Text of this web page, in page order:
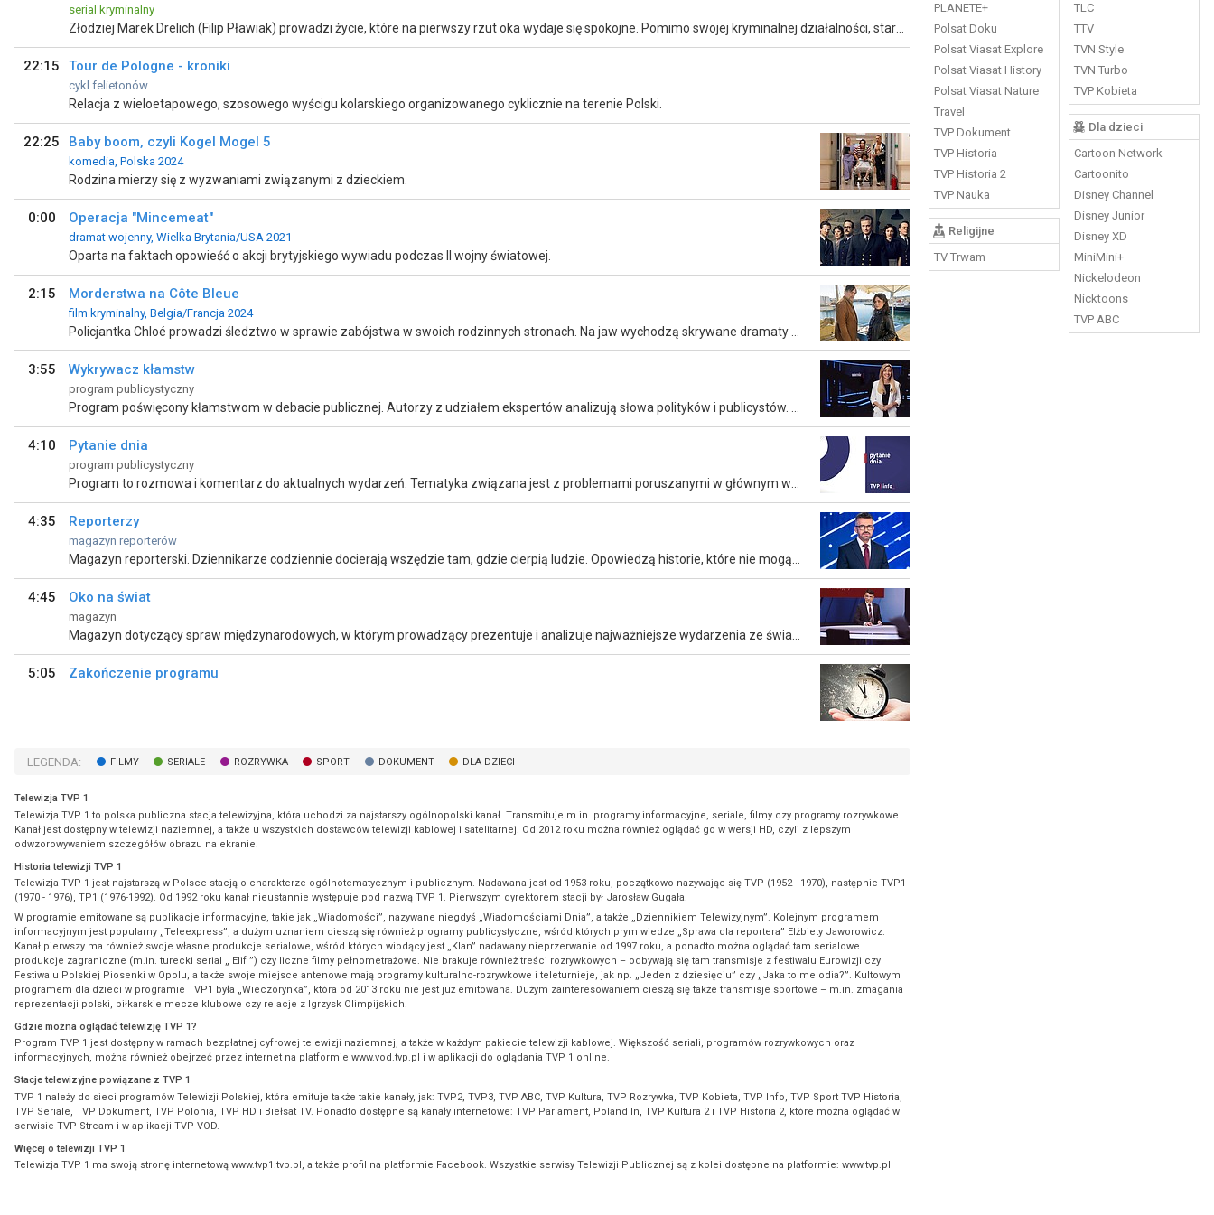
PLANETE+
Polsat Doku
Polsat Viasat Explore
Polsat Viasat History
Polsat Viasat Nature
Travel
TVP Dokument
TVP Historia
TVP Historia 2
TVP Nauka
Religijne
TV Trwam
TLC
TTV
TVN Style
TVN Turbo
TVP Kobieta
Dla dzieci
Cartoon Network
Cartoonito
Disney Channel
Disney Junior
Disney XD
MiniMini+
Nickelodeon
Nicktoons
TVP ABC
serial kryminalny
22:15 Tour de Pologne - kroniki
cykl felietonów
Relacja z wieloetapowego, szosowego wyścigu kolarskiego organizowanego cyklicznie na terenie Polski.
22:25 Baby boom, czyli Kogel Mogel 5
komedia, Polska 2024
Rodzina mierzy się z wyzwaniami związanymi z dzieckiem.
0:00 Operacja "Mincemeat"
dramat wojenny, Wielka Brytania/USA 2021
Oparta na faktach opowieść o akcji brytyjskiego wywiadu podczas II wojny światowej.
2:15 Morderstwa na Côte Bleue
film kryminalny, Belgia/Francja 2024
3:55 Wykrywacz kłamstw
program publicystyczny
4:10 Pytanie dnia
program publicystyczny
4:35 Reporterzy
magazyn reporterów
4:45 Oko na świat
magazyn
5:05 Zakończenie programu
LEGENDA: FILMY SERIALE ROZRYWKA SPORT DOKUMENT DLA DZIECI
Telewizja TVP 1
Telewizja TVP 1 to polska publiczna stacja telewizyjna, która uchodzi za najstarszy ogólnopolski kanał. Transmituje m.in. programy informacyjne, seriale, filmy czy programy rozrywkowe.
Kanał jest dostępny w telewizji naziemnej, a także u wszystkich dostawców telewizji kablowej i satelitarnej. Od 2012 roku można również oglądać go w wersji HD, czyli z lepszym
odwzorowywaniem szczegółów obrazu na ekranie.
Historia telewizji TVP 1
Telewizja TVP 1 jest najstarszą w Polsce stacją o charakterze ogólnotematycznym i publicznym. Nadawana jest od 1953 roku, początkowo nazywając się TVP (1952 - 1970), następnie TVP1
(1970 - 1976), TP1 (1976-1992). Od 1992 roku kanał nieustannie występuje pod nazwą TVP 1. Pierwszym dyrektorem stacji był Jarosław Gugała.
W programie emitowane są publikacje informacyjne, takie jak „Wiadomości”, nazywane niegdyś „Wiadomościami Dnia”, a także „Dziennikiem Telewizyjnym”. Kolejnym programem
informacyjnym jest popularny „Teleexpress”, a dużym uznaniem cieszą się również programy publicystyczne, wśród których prym wiedze „Sprawa dla reportera” Elżbiety Jaworowicz.
Kanał pierwszy ma również swoje własne produkcje serialowe, wśród których wiodący jest „Klan” nadawany nieprzerwanie od 1997 roku, a ponadto można oglądać tam serialowe
produkcje zagraniczne (m.in. turecki serial „ Elif ”) czy liczne filmy pełnometrażowe. Nie brakuje również treści rozrywkowych – odbywają się tam transmisje z festiwalu Eurowizji czy
Festiwalu Polskiej Piosenki w Opolu, a także swoje miejsce antenowe mają programy kulturalno-rozrywkowe i teleturnieje, jak np. „Jeden z dziesięciu” czy „Jaka to melodia?”. Kultowym
programem dla dzieci w programie TVP1 była „Wieczorynka”, która od 2013 roku nie jest już emitowana. Dużym zainteresowaniem cieszą się także transmisje sportowe – m.in. zmagania
reprezentacji polski, piłkarskie mecze klubowe czy relacje z Igrzysk Olimpijskich.
Gdzie można oglądać telewizję TVP 1?
Program TVP 1 jest dostępny w ramach bezpłatnej cyfrowej telewizji naziemnej, a także w każdym pakiecie telewizji kablowej. Większość seriali, programów rozrywkowych oraz
informacyjnych, można również obejrzeć przez internet na platformie www.vod.tvp.pl i w aplikacji do oglądania TVP 1 online.
Stacje telewizyjne powiązane z TVP 1
TVP 1 należy do sieci programów Telewizji Polskiej, która emituje także takie kanały, jak: TVP2, TVP3, TVP ABC, TVP Kultura, TVP Rozrywka, TVP Kobieta, TVP Info, TVP Sport TVP Historia,
TVP Seriale, TVP Dokument, TVP Polonia, TVP HD i Biełsat TV. Ponadto dostępne są kanały internetowe: TVP Parlament, Poland In, TVP Kultura 2 i TVP Historia 2, które można oglądać w
serwisie TVP Stream i w aplikacji TVP VOD.
Więcej o telewizji TVP 1
Telewizja TVP 1 ma swoją stronę internetową www.tvp1.tvp.pl, a także profil na platformie Facebook. Wszystkie serwisy Telewizji Publicznej są z kolei dostępne na platformie: www.tvp.pl